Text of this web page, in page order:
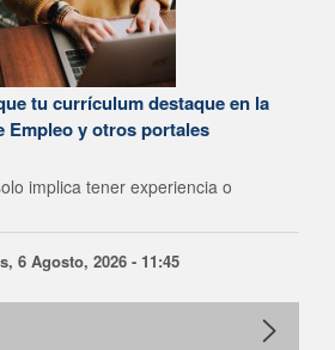
tu currículum destaque en la
Empleo y otros portales
implica tener experiencia o
6 Agosto, 2026 - 11:45